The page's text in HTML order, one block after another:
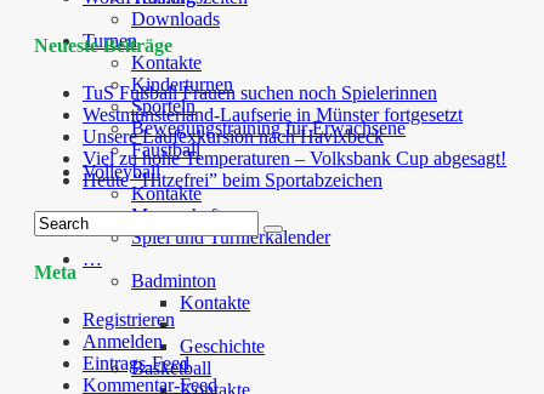
Downloads
Turnen
Kontakte
Kinderturnen
Sporteln
Bewegungstraining für Erwachsene
Faustball
Volleyball
Kontakte
Mannschaft
Spiel und Turnierkalender
…
Badminton
Kontakte
Geschichte
Basketball
Kontakte
Neueste Beiträge
TuS Fußball Frauen suchen noch Spielerinnen
Westmünsterland-Laufserie in Münster fortgesetzt
Unsere Laufexkursion nach Havixbeck
Viel zu hohe Temperaturen – Volksbank Cup abgesagt!
Heute “Hitzefrei” beim Sportabzeichen
Meta
Registrieren
Anmelden
Eintrags-Feed
Kommentar-Feed